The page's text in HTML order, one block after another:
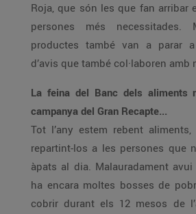
Roja, que són les que fan arribar
persones més necessitades.
productes també van a parar
d’avis que també col·laboren amb
La feina del Banc dels
campanya del Gran Recapte...
Tot l’any estem rebent
repartint-los a les persones que
àpats al dia. Malauradament
ha encara moltes bosses de
cobrir durant els 12 mesos de